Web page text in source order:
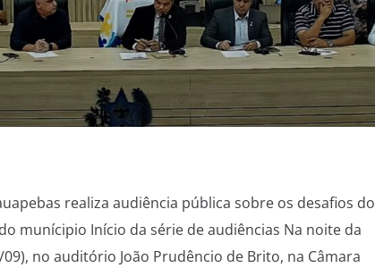
realiza audiência pública sobre os desafios do
munícipio Início da série de audiências Na noite da
no auditório João Prudêncio de Brito, na Câmara